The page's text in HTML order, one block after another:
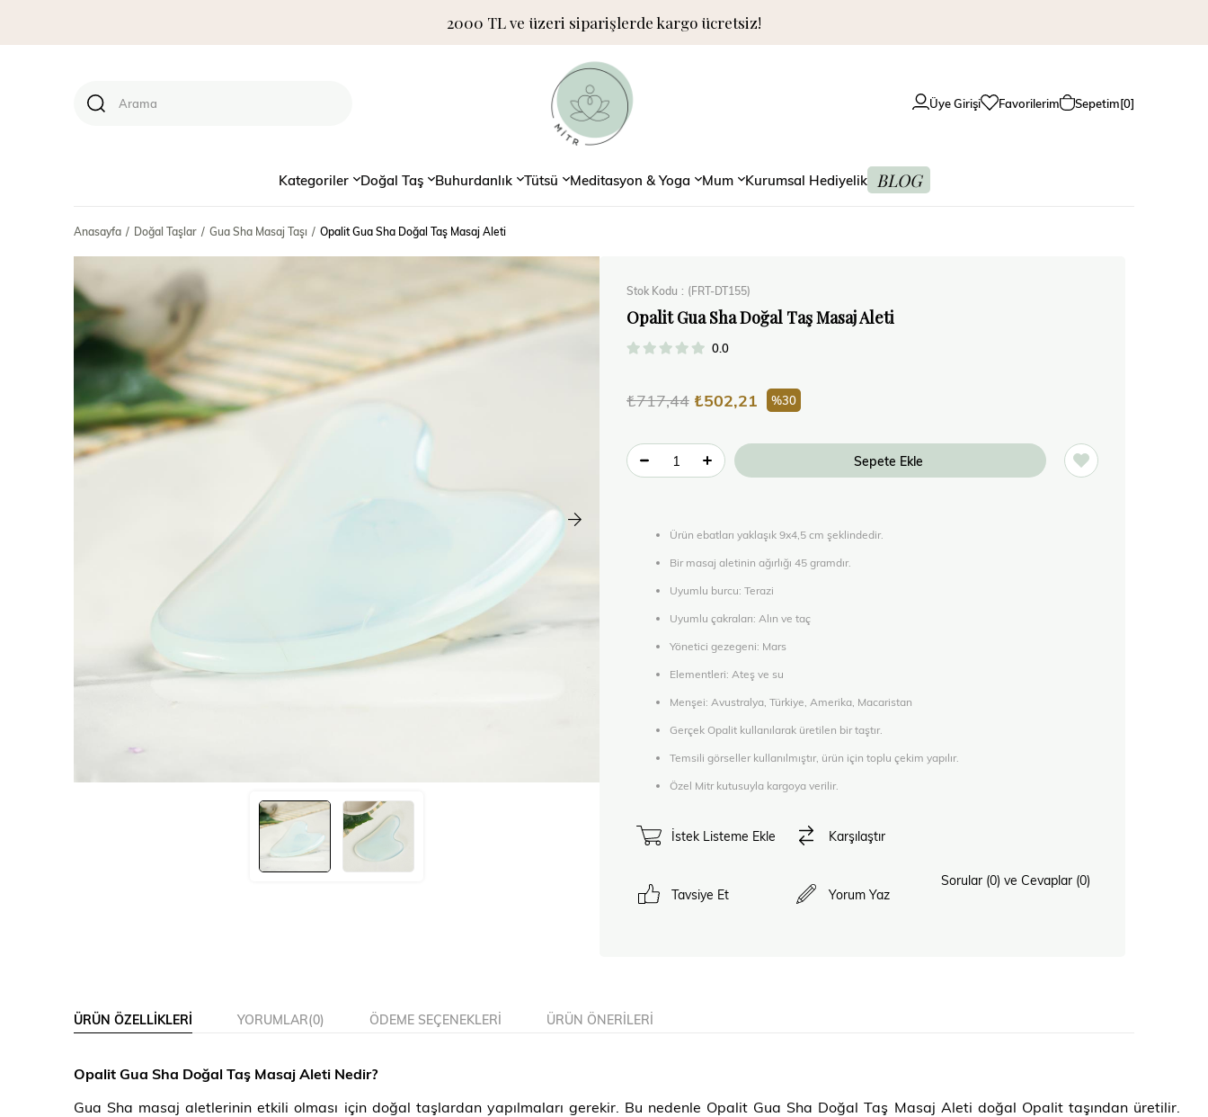
2000 TL ve üzeri siparişlerde kargo ücretsiz!
Üye Girişi Favorilerim Sepetim 0
Kategoriler Doğal Taş Buhurdanlık Tütsü Meditasyon & Yoga Mum Kurumsal Hediyelik BLOG
Anasayfa Doğal Taşlar Gua Sha Masaj Taşı Opalit Gua Sha Doğal Taş Masaj Aleti
Stok Kodu (FRT-DT155)
Opalit Gua Sha Doğal Taş Masaj Aleti
0.0
₺717,44 ₺502,21 30
Ürün ebatları yaklaşık 9x4,5 cm şeklindedir.
Bir masaj aletinin ağırlığı 45 gramdır.
Uyumlu burcu: Terazi
Uyumlu çakraları: Alın ve taç
Yönetici gezegeni: Mars
Elementleri: Ateş ve su
Menşei: Avustralya, Türkiye, Amerika, Macaristan
Gerçek Opalit kullanılarak üretilen bir taştır.
Temsili görseller kullanılmıştır, ürün için toplu çekim yapılır.
Özel Mitr kutusuyla kargoya verilir.
İstek Listeme Ekle Karşılaştır
Tavsiye Et Yorum Yaz
Sorular (0) ve Cevaplar (0)
ÜRÜN ÖZELLIKLERI YORUMLAR(0) ÖDEME SEÇENEKLERI ÜRÜN ÖNERILERI
Opalit Gua Sha Doğal Taş Masaj Aleti Nedir?
Gua Sha masaj aletlerinin etkili olması için doğal taşlardan yapılmaları gerekir. Bu nedenle Opalit Gua Sha Doğal Taş Masaj Aleti doğal Opalit taşından üretilir.